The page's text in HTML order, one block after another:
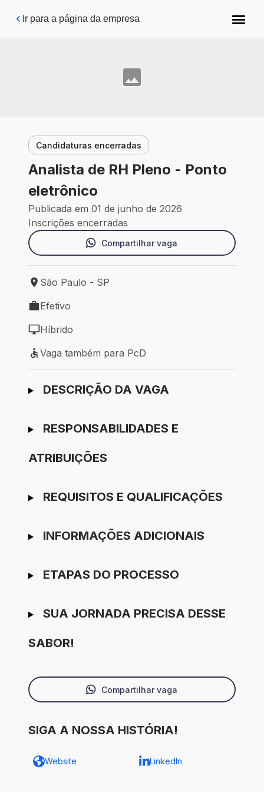
Pular para o conteúdo principal
Ir para a página da empresa
Candidaturas encerradas
Analista de RH Pleno - Ponto
eletrônico
Publicada em 01 de junho de 2026
Inscrições encerradas
Compartilhar vaga
Local de trabalho: São Paulo - SP
São Paulo - SP
Tipo de vaga: Efetivo
Efetivo
Modelo de trabalho: Híbrido
Híbrido
Vaga também para PcD
Vaga também para PcD
Ir para candidatura
DESCRIÇÃO DA VAGA
RESPONSABILIDADES E
ATRIBUIÇÕES
REQUISITOS E QUALIFICAÇÕES
INFORMAÇÕES ADICIONAIS
ETAPAS DO PROCESSO
SUA JORNADA PRECISA DESSE
SABOR!
Compartilhar vaga
SIGA A NOSSA HISTÓRIA!
Website LinkedIn